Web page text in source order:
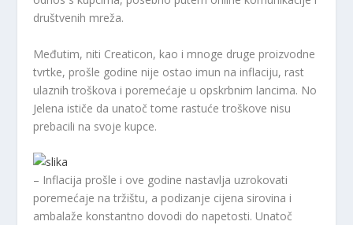
društvenih mreža.
Međutim, niti Creaticon, kao i mnoge druge proizvodne
tvrtke, prošle godine nije ostao imun na inflaciju, rast
ulaznih troškova i poremećaje u opskrbnim lancima. No
Jelena ističe da unatoč tome rastuće troškove nisu
prebacili na svoje kupce.
– Inflacija prošle i ove godine nastavlja uzrokovati
poremećaje na tržištu, a podizanje cijena sirovina i
ambalaže konstantno dovodi do napetosti. Unatoč